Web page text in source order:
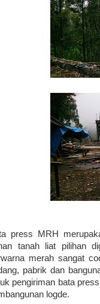
press MRH
tanah liat pilihan
merah sangat
pabrik dan
pengiriman bata
logde.